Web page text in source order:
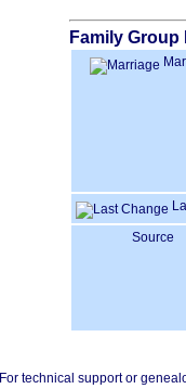
Family
Source
For technical support or